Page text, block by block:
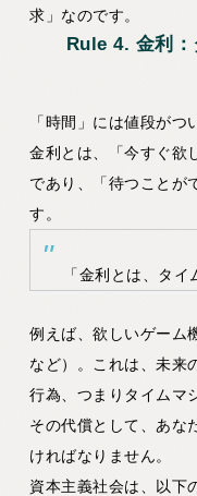
求」なのです。
Rule 4. 金利
「時間」には値段がつ
金利とは、「今すぐ欲
であり、「待つことが
す。
「金利とは、タイ
例えば、欲しいゲーム
など）。これは、未来
行為、つまりタイムマ
その代償として、あな
ければなりません。
資本主義社会は、以下